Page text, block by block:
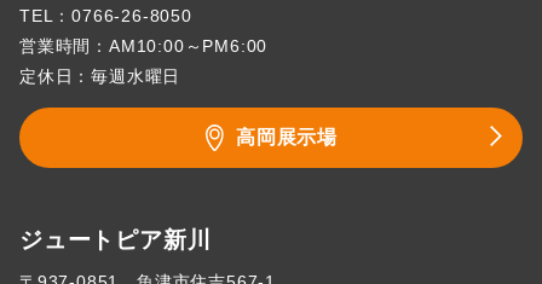
TEL：0766-26-8050
営業時間：AM10:00～PM6:00
定休日：毎週水曜日
高岡展示場
ジュートピア新川